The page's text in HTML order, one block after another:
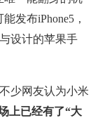
发布iPhone5，
设计的苹果手
少网友认为小米
上已经有了“大